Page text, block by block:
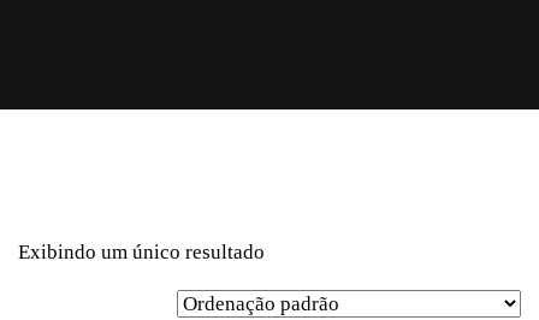
Exibindo um único resultado